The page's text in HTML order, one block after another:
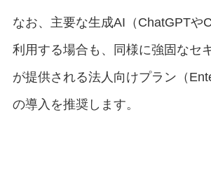
なお、主要な生成AI（ChatGPTや
利用する場合も、同様に強固なセ
が提供される法人向けプラン（
の導入を推奨します。